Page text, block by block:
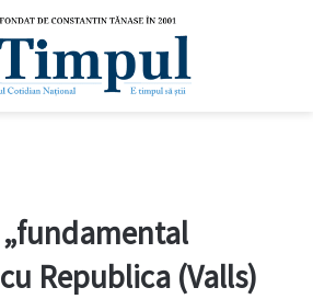
Republica (Valls)